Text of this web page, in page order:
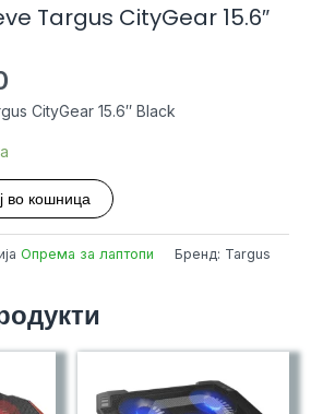
Targus CityGear 15.6″
CityGear 15.6″ Black
во кошница
Опрема за лаптопи Бренд: Targus